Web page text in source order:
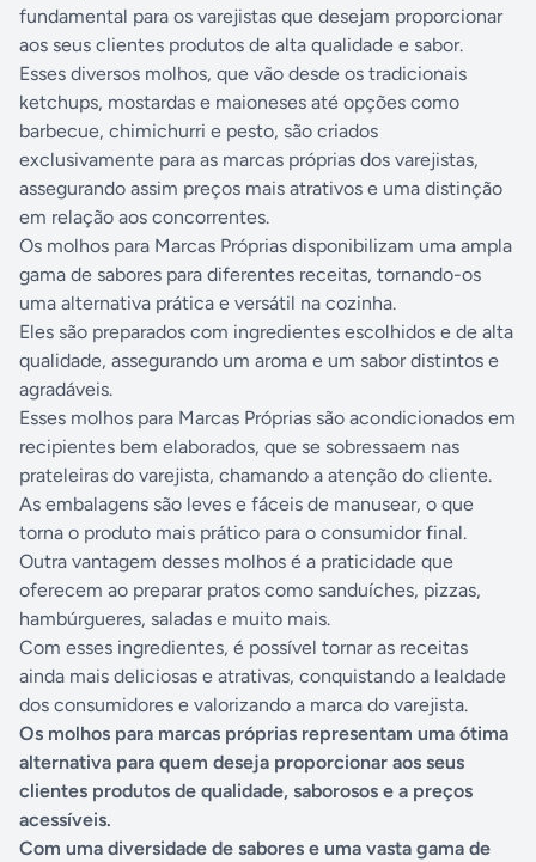
fundamental para os varejistas que desejam proporcionar
aos seus clientes produtos de alta qualidade e sabor.
Esses diversos molhos, que vão desde os tradicionais
ketchups, mostardas e maioneses até opções como
barbecue, chimichurri e pesto, são criados
exclusivamente para as marcas próprias dos varejistas,
assegurando assim preços mais atrativos e uma distinção
em relação aos concorrentes.
Os molhos para Marcas Próprias disponibilizam uma ampla
gama de sabores para diferentes receitas, tornando-os
uma alternativa prática e versátil na cozinha.
Eles são preparados com ingredientes escolhidos e de alta
qualidade, assegurando um aroma e um sabor distintos e
agradáveis.
Esses molhos para Marcas Próprias são acondicionados em
recipientes bem elaborados, que se sobressaem nas
prateleiras do varejista, chamando a atenção do cliente.
As embalagens são leves e fáceis de manusear, o que
torna o produto mais prático para o consumidor final.
Outra vantagem desses molhos é a praticidade que
oferecem ao preparar pratos como sanduíches, pizzas,
hambúrgueres, saladas e muito mais.
Com esses ingredientes, é possível tornar as receitas
ainda mais deliciosas e atrativas, conquistando a lealdade
dos consumidores e valorizando a marca do varejista.
Os molhos para marcas próprias representam uma ótima
alternativa para quem deseja proporcionar aos seus
clientes produtos de qualidade, saborosos e a preços
acessíveis.
Com uma diversidade de sabores e uma vasta gama de